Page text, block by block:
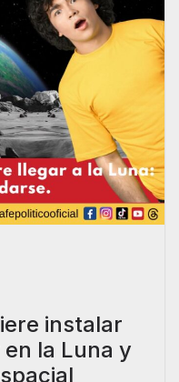
instalar
la Luna y